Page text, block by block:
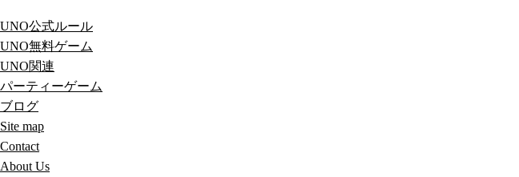
UNO公式ルール
UNO無料ゲーム
UNO関連
パーティーゲーム
ブログ
Site map
Contact
About Us